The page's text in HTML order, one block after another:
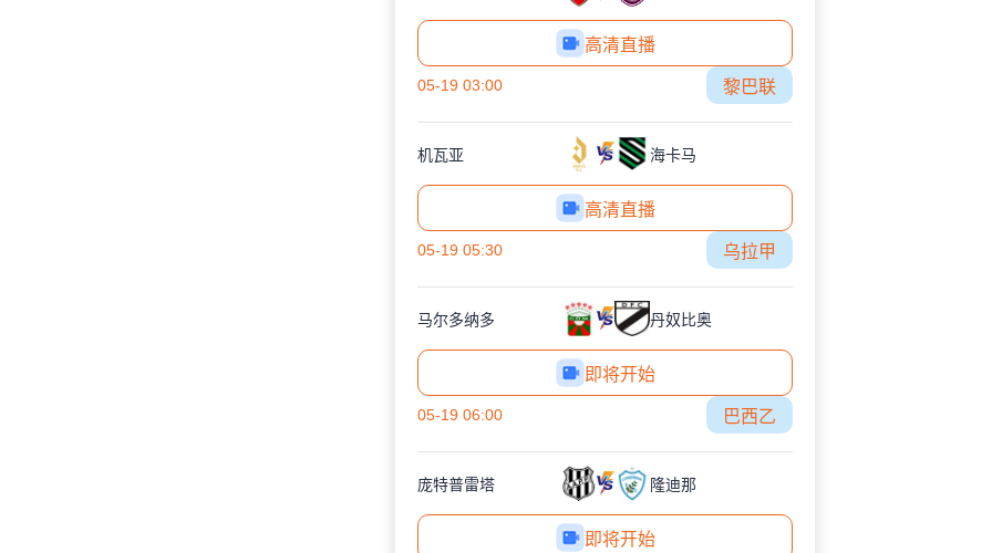
高清直播
05-19 03:00 黎巴联
机瓦亚 海卡马
高清直播
05-19 05:30 乌拉甲
马尔多纳多 丹奴比奥
即将开始
05-19 06:00 巴西乙
庞特普雷塔 隆迪那
即将开始